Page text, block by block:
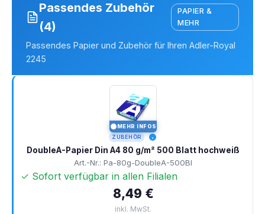
Passendes Zubehör
(4)
PAPIER &
MEHR
Passendes Papier und Zubehör für Ihren Adler-Royal
2245
MEHR INFOS
ZUBEHÖR
DoubleA-Papier Din A4 80 g/m² 500 Blatt hochweiß
Art.-Nr.: Pa-80g-DoubleA-500Bl
✓ Sofort verfügbar in allen Filialen
8,49 €
inkl. MwSt.